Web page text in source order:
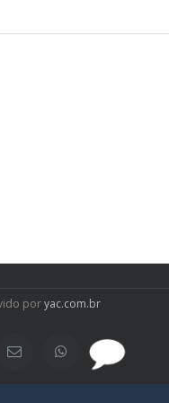
poryac.com.br
Email WhatsApp
SAC